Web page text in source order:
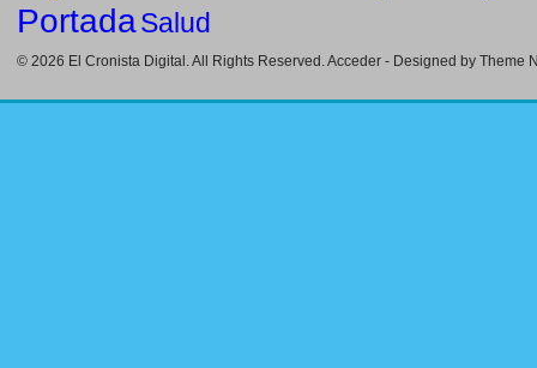
PortadaSalud
© 2026 El Cronista Digital . All Rights Reserved.Acceder - Designed by Theme